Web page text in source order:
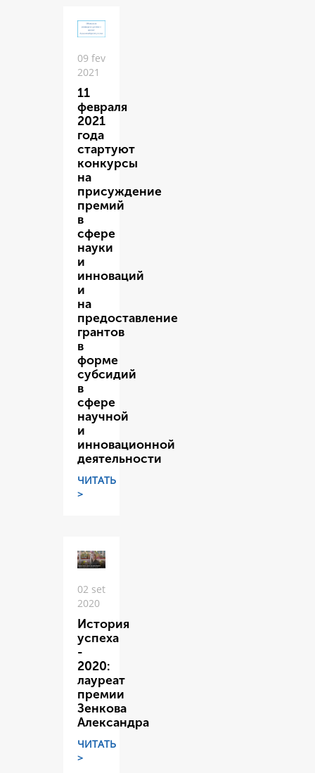
09 fev
2021
11
февраля
2021
года
стартуют
конкурсы
на
присуждение
премий
в
сфере
науки
и
инноваций
и
на
предоставление
грантов
в
форме
субсидий
в
сфере
научной
и
инновационной
деятельности
ЧИТАТЬ
>
02 set
2020
История
успеха
-
2020:
лауреат
премии
Зенкова
Александра
ЧИТАТЬ
>